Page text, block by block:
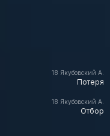
18 Якубовский А.
Потеря
18 Якубовский А.
Отбор